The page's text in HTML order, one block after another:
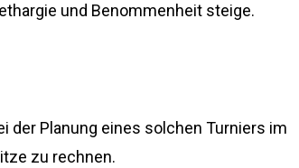
und Benommenheit steige.
der Planung eines solchen Turniers im
zu rechnen.